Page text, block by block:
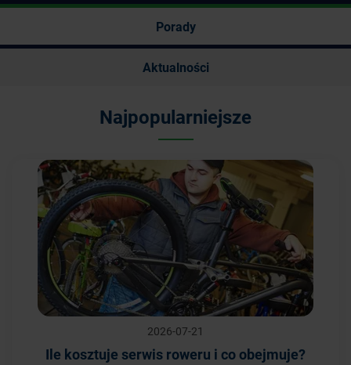
Porady
Aktualności
Najpopularniejsze
2026-07-21
Ile kosztuje serwis roweru i co obejmuje?